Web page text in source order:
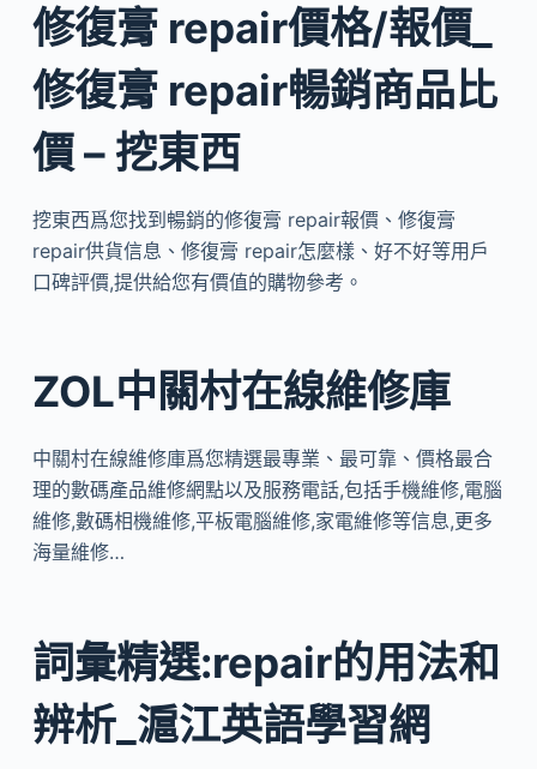
修復膏 repair價格/報價_
修復膏 repair暢銷商品比
價 – 挖東西
挖東西爲您找到暢銷的修復膏 repair報價、修復膏
repair供貨信息、修復膏 repair怎麼樣、好不好等用戶
口碑評價,提供給您有價值的購物參考。
ZOL中關村在線維修庫
中關村在線維修庫爲您精選最專業、最可靠、價格最合
理的數碼產品維修網點以及服務電話,包括手機維修,電腦
維修,數碼相機維修,平板電腦維修,家電維修等信息,更多
海量維修…
詞彙精選:repair的用法和
辨析_滬江英語學習網